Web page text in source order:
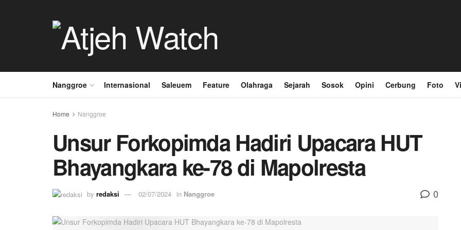
Nanggroe Internasional Saleuem Feature Olahraga Sejarah Sosok Opini Cerbung Foto
Home Nanggroe
Unsur Forkopimda Hadiri Upacara HUT
Bhayangkara ke-78 di Mapolresta
by redaksi 02/07/2024 in Nanggroe 0